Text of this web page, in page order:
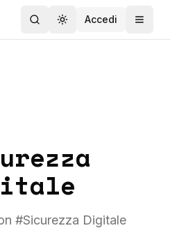
Toggle theme
Accedi
#Sicurezza Digitale